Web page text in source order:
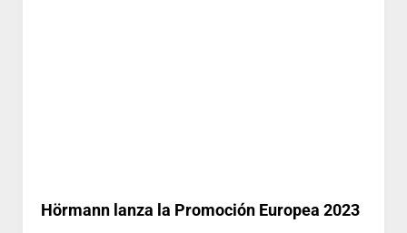
Hörmann lanza la Promoción Europea 2023